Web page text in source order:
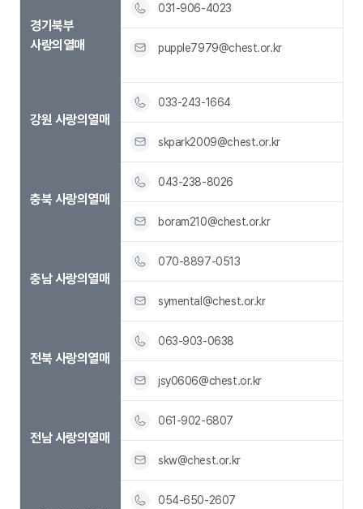
경기북부
사랑의열매
031-906-4023
pupple7979@chest.or.kr
강원 사랑의열매
033-243-1664
skpark2009@chest.or.kr
충북 사랑의열매
043-238-8026
boram210@chest.or.kr
충남 사랑의열매
070-8897-0513
symental@chest.or.kr
전북 사랑의열매
063-903-0638
jsy0606@chest.or.kr
전남 사랑의열매
061-902-6807
skw@chest.or.kr
054-650-2607